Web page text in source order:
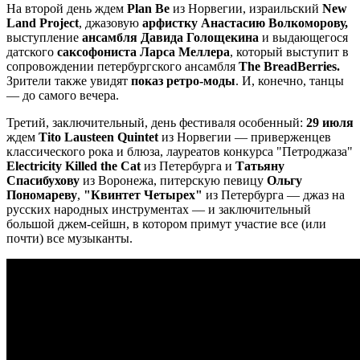
На второй день ждем Plan Be из Норвегии, израильский New
Land Project, джазовую арфистку Анастасию Волкоморову,
выступление ансамбля Давида Голощекина и выдающегося
датского саксофониста Ларса Меллера, который выступит в
сопровождении петербургского ансамбля The BreadBerries.
Зрители также увидят показ ретро-моды. И, конечно, танцы
— до самого вечера.
Третий, заключительный, день фестиваля особенный: 29 июля
ждем Tito Lausteen Quintet из Норвегии — приверженцев
классического рока и блюза, лауреатов конкурса "Петроджаза"
Electricity Killed the Cat из Петербурга и Татьяну
Спасибухову из Воронежа, питерскую певицу Ольгу
Пономареву, "Квинтет Четырех" из Петербурга — джаз на
русских народных инструментах — и заключительный
большой джем-сейшн, в котором примут участие все (или
почти) все музыканты.